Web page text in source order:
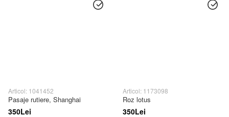
Articol: 1041452
Pasaje rutiere, Shanghai
350Lei
Articol: 1173098
Roz lotus
350Lei